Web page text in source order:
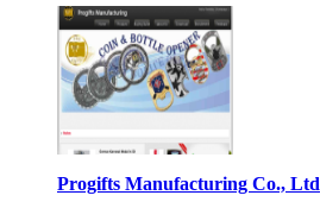
Progifts Manufacturing Co., Ltd